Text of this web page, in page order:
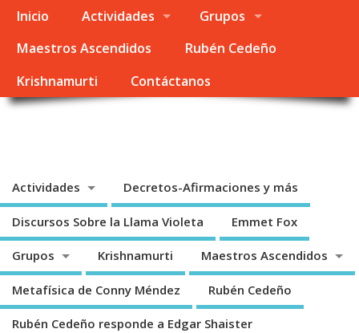
Inicio Actividades
Grupos
Maestros Ascendidos
Rubén Cedeño
Krishnamurti
Contáctanos
Actividades Decretos-Afirmaciones y más
Discursos Sobre la Llama Violeta Emmet Fox
Grupos Krishnamurti Maestros Ascendidos
Metafísica de Conny Méndez Rubén Cedeño
Rubén Cedeño responde a Edgar Shaister